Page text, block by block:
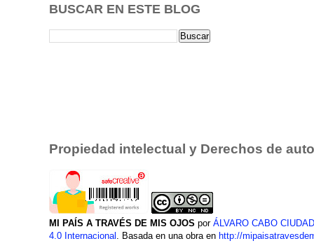
BUSCAR EN ESTE BLOG
Propiedad intelectual y Derechos de
MI PAÍS A TRAVÉS DE MIS OJOS por ÁLVARO CABO CIUDAD
4.0 Internacional . Basada en una obra en http://